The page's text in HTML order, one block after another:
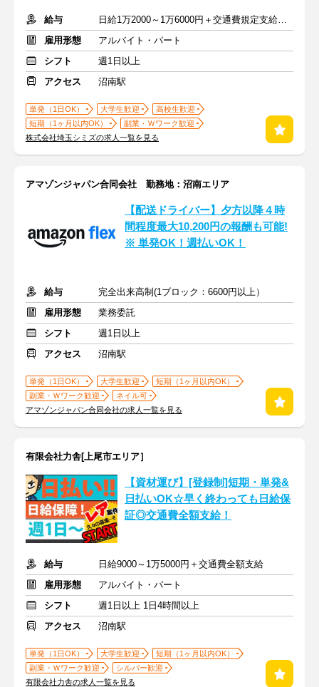
給与
日給1万2000～1万6000円＋交通費規定支給 ※深夜割増含む
雇用形態
アルバイト・パート
シフト
週1日以上
アクセス
沼南駅
単発（1日OK） 大学生歓迎
高校生歓迎
短期（1ヶ月以内OK）
副業・Ｗワーク歓迎
株式会社埼玉シミズの求人一覧を見る
アマゾンジャパン合同会社 勤務地：沼南エリア
【配送ドライバー】夕方以降４時
間程度最大10,200円の報酬も可能!
※ 単発OK！週払いOK！
給与
完全出来高制(1ブロック：6600円以上）
雇用形態
業務委託
シフト
週1日以上
アクセス
沼南駅
単発（1日OK） 大学生歓迎
短期（1ヶ月以内OK）
副業・Ｗワーク歓迎
ネイル可
アマゾンジャパン合同会社の求人一覧を見る
有限会社力舎[上尾市エリア］
【資材運び】[登録制]短期・単発&
日払いOK☆早く終わっても日給保
証◎交通費全額支給！
給与
日給9000～1万5000円＋交通費全額支給
雇用形態
アルバイト・パート
シフト
週1日以上 1日4時間以上
アクセス
沼南駅
単発（1日OK） 大学生歓迎
短期（1ヶ月以内OK）
副業・Ｗワーク歓迎
シルバー歓迎
有限会社力舎の求人一覧を見る